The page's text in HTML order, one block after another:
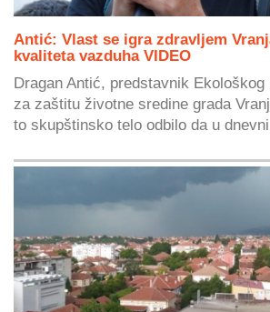
Antić: Vlast se igra zdravljem
kvaliteta vazduha VIDEO
Dragan Antić, predstavnik
za zaštitu životne sredine grada
to skupštinsko telo odbilo da u